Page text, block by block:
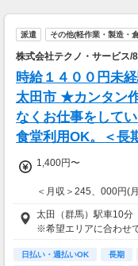
派遣 その他(軽作業・製造・
株式会社テクノ・サービス/
時給１４００円未
太田市 ★カンタン
なくお仕事をして
食堂利用OK。＜長
1,400円〜
＜月収＞245、000円(
交通費全額支給
速払い制度有
太田（群馬）駅車10分
※希望エリアに合わせ
日払い・週払いOK 長期